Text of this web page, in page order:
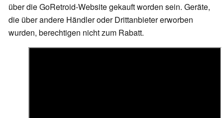
über die GoRetroid‑Website gekauft worden sein. Geräte,
die über andere Händler oder Drittanbieter erworben
wurden, berechtigen nicht zum Rabatt.